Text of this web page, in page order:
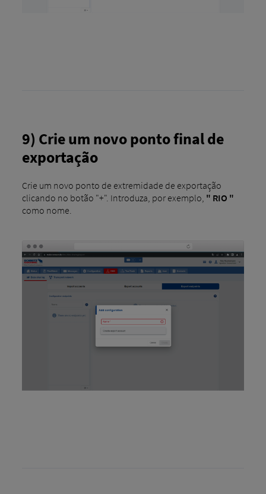
9) Crie um novo ponto final de
exportação
Crie um novo ponto de extremidade de exportação
clicando no botão "+". Introduza, por exemplo, " RIO "
como nome.